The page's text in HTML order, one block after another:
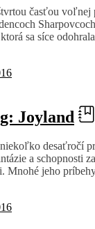
časťou voľnej
sa síce
Joyland
desaťročí
a schopnosti
Mnohé jeho